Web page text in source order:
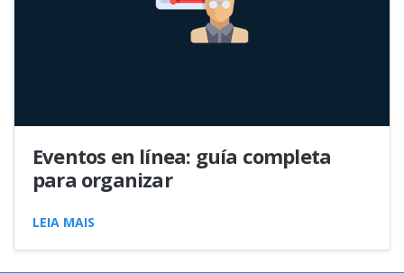
Eventos en línea: guía completa
para organizar
LEIA MAIS